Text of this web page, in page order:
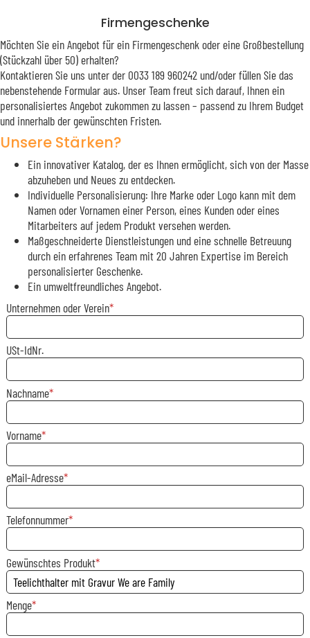
Firmengeschenke
Möchten Sie ein Angebot für ein Firmengeschenk oder eine Großbestellung
(Stückzahl über 50) erhalten?
Kontaktieren Sie uns unter der 0033 189 960242 und/oder füllen Sie das
nebenstehende Formular aus. Unser Team freut sich darauf, Ihnen ein
personalisiertes Angebot zukommen zu lassen – passend zu Ihrem Budget
und innerhalb der gewünschten Fristen.
Unsere Stärken?
Ein innovativer Katalog, der es Ihnen ermöglicht, sich von der Masse
abzuheben und Neues zu entdecken.
Individuelle Personalisierung: Ihre Marke oder Logo kann mit dem
Namen oder Vornamen einer Person, eines Kunden oder eines
Mitarbeiters auf jedem Produkt versehen werden.
Maßgeschneiderte Dienstleistungen und eine schnelle Betreuung
durch ein erfahrenes Team mit 20 Jahren Expertise im Bereich
personalisierter Geschenke.
Ein umweltfreundliches Angebot.
Unternehmen oder Verein
USt-IdNr.
Nachname
Vorname
eMail-Adresse
Telefonnummer
Gewünschtes Produkt
Menge